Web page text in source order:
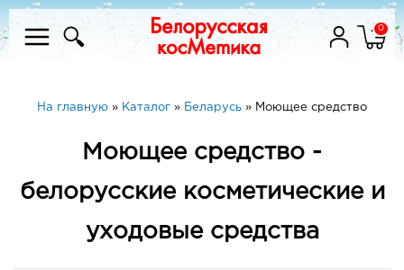
0
На главную » Каталог » Беларусь » Моющее средство
Моющее средство -
белорусские косметические и
уходовые средства